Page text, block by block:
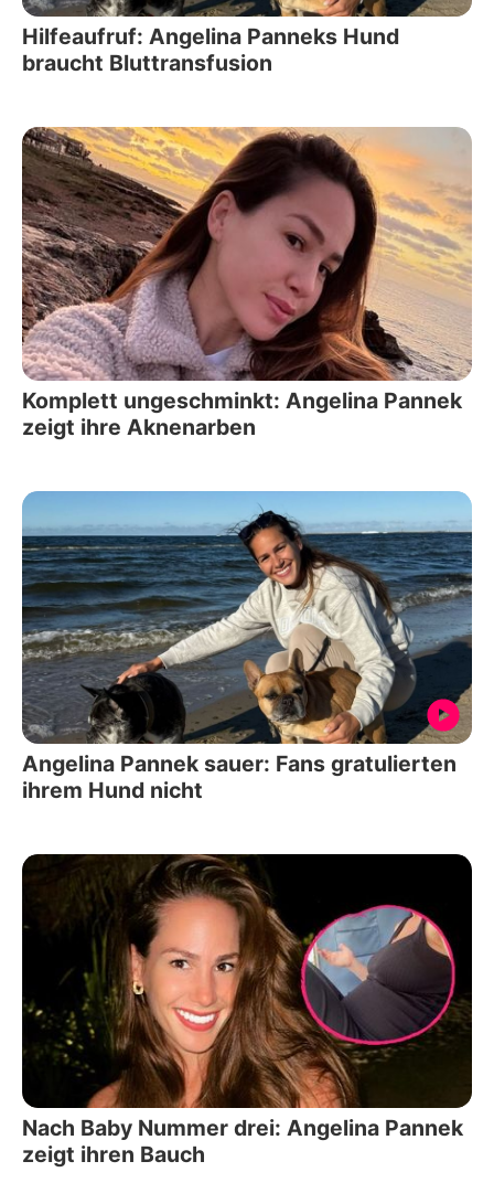
Hilfeaufruf: Angelina Panneks Hund
braucht Bluttransfusion
Komplett ungeschminkt: Angelina Pannek
zeigt ihre Aknenarben
Angelina Pannek sauer: Fans gratulierten
ihrem Hund nicht
Nach Baby Nummer drei: Angelina Pannek
zeigt ihren Bauch